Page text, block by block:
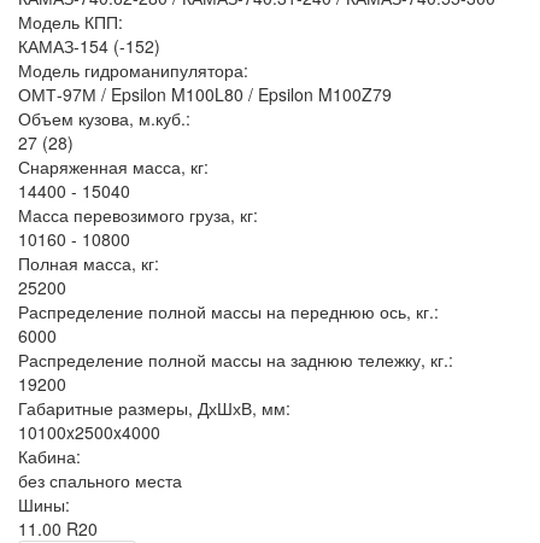
Модель КПП:
КАМАЗ-154 (-152)
Модель гидроманипулятора:
ОМТ-97М / Epsilon M100L80 / Epsilon M100Z79
Объем кузова, м.куб.:
27 (28)
Снаряженная масса, кг:
14400 - 15040
Масса перевозимого груза, кг:
10160 - 10800
Полная масса, кг:
25200
Распределение полной массы на переднюю ось, кг.:
6000
Распределение полной массы на заднюю тележку, кг.:
19200
Габаритные размеры, ДхШхВ, мм:
10100x2500x4000
Кабина:
без спального места
Шины:
11.00 R20